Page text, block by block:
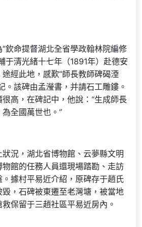
欽命提督湖北全省學政翰林院編修
于清光緒十七年（1891年）赴德安
經此地，感歎“師長教師碑碣湮
。該碑由孟瀅書，并請石工雕鏤。
高，在碑記中，他說：“生成師長
全國萬世也。”
況，湖北省博物館、云夢縣文明
館的任務人員還現場踏勘、走訪
據村平易近介紹，原碑存于趙氏
，石碑被東遷至老灣塘，被當地
保留于三趙社區平易近房內。